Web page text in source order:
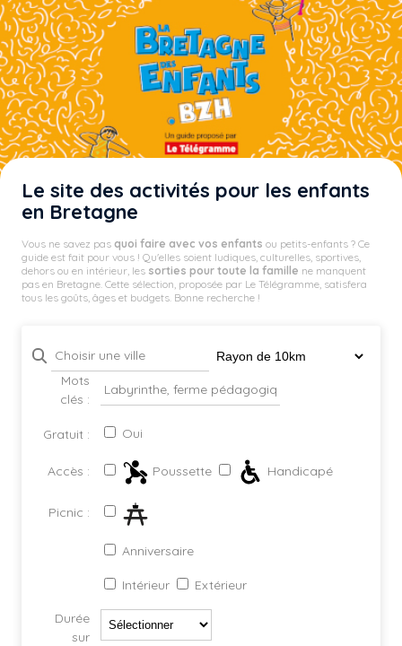
Le site des activités pour les enfants
en Bretagne
Vous ne savez pas quoi faire avec vos enfants ou petits-enfants ? Ce
guide est fait pour vous ! Qu'elles soient ludiques, culturelles, sportives,
dehors ou en intérieur, les sorties pour toute la famille ne manquent
pas en Bretagne. Cette sélection, proposée par Le Télégramme, satisfera
tous les goûts, âges et budgets. Bonne recherche !
Mots
clés :
Gratuit : Oui
Accès : Poussette Handicapé
Picnic :
Anniversaire
Intérieur Extérieur
Durée
sur